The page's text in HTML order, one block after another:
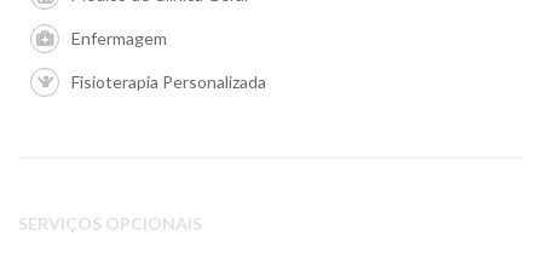
Enfermagem
Fisioterapia Personalizada
SERVIÇOS OPCIONAIS